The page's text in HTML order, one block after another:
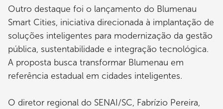
Outro destaque foi o lançamento do Blumenau
Smart Cities, iniciativa direcionada à implantação de
soluções inteligentes para modernização da gestão
pública, sustentabilidade e integração tecnológica.
A proposta busca transformar Blumenau em
referência estadual em cidades inteligentes.
O diretor regional do SENAI/SC, Fabrízio Pereira,